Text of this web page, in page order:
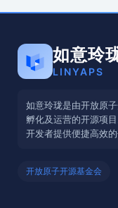
如意玲
LINYAPS
如意玲珑是由开放原
孵化及运营的开源项
开发者提供便捷高效的
开放原子开源基金会